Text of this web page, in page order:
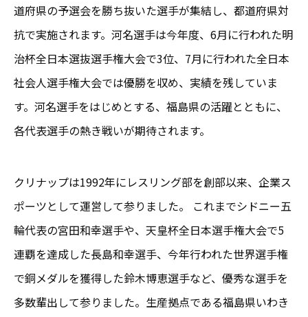
道府県の予選会を勝ち抜いた選手が集結し、都道府県対
抗で実施されます。河名選手は今年度、6月に行われた明
治杯全日本選抜選手権大会で3位、7月に行われた全日本
社会人選手権大会では優勝を収め、実績を残していま
す。河名選手をはじめとする、福島県の活躍とともに、
各代表選手の熱き戦いが期待されます。
クリナップは1992年にレスリング部を創部以来、企業ス
ポーツとして運営して参りました。 これまでシドニー五
輪代表の宮田和幸選手や、天皇杯全日本選手権大会で5
連覇を達成した長島和幸選手、今年行われた世界選手権
で銅メダルを獲得した鈴木博恵選手など、優秀な選手を
多数輩出して参りました。生産拠点である福島県いわき